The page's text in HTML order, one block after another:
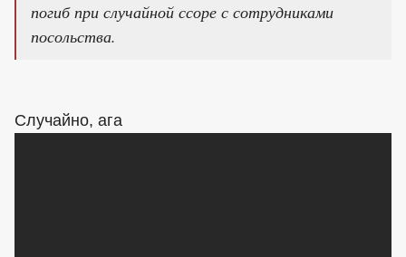
погиб при случайной ссоре с сотрудниками
посольства.
Случайно, ага